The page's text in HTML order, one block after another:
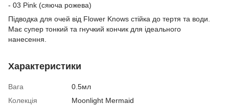
- 03 Pink (сяюча рожева)
Підводка для очей від Flower Knows стійка до тертя та води.
Має супер тонкий та гнучкий кончик для ідеального
нанесення.
Характеристики
Вага
0.5мл
Колекція
Moonlight Mermaid